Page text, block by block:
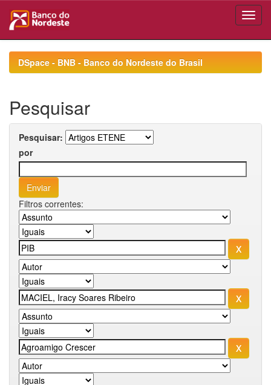
navigationDSpace - BNB - Banco do Nordeste do Brasil
Pesquisar
Pesquisar:
por
Filtros correntes: